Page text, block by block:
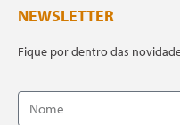
NEWSLETTER
Fique por dentro das